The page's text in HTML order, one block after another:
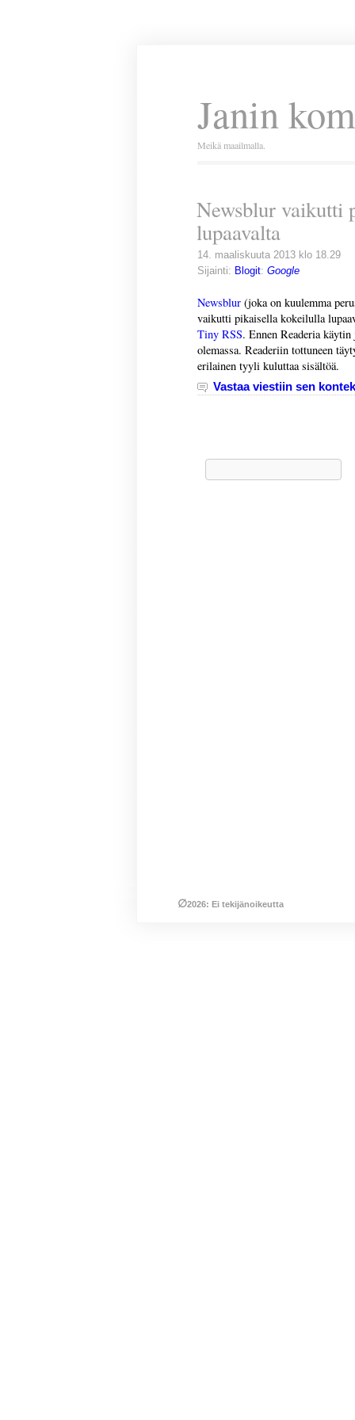
Janin
Meikä maailmalla.
Newsblur vaikutti
lupaavalta
14. maaliskuuta 2013 klo 18.29
Sijainti: Blogit: Google
Newsblur(joka on kuulemma
vaikutti pikaisella kokeilulla
Tiny RSS. Ennen Readeria
olemassa. Readeriin tottuneen
erilainen tyyli kuluttaa sisältöä.
Vastaa viestiin sen
∅2026: Ei tekijänoikeutta